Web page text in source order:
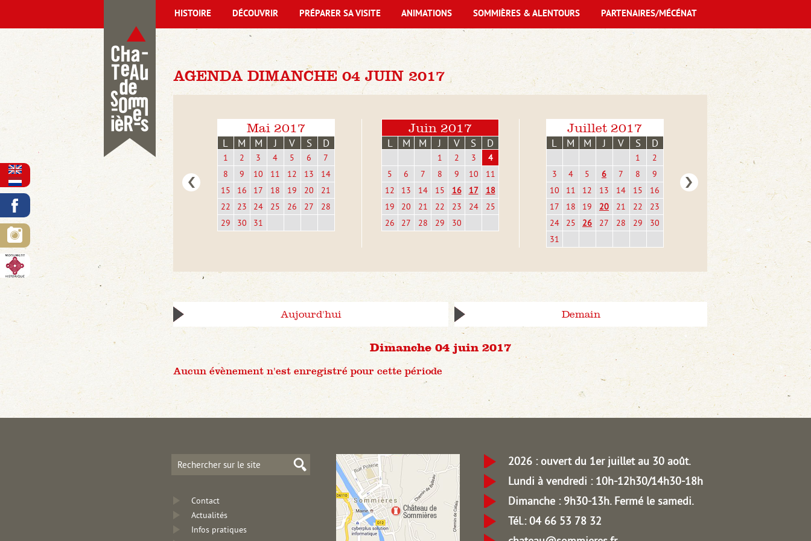
AGENDA DIMANCHE 04 JUIN 2017
Mai 2017
L M M J V S D
1 2 3 4 5 6
7
8
9 10 11 12 13
14
15
16 17 18 19 20
21
22
23 24 25 26 27
28
29
30 31
Juin 2017
L M M J V S D
1 2 3
4
5
6 7 8 9 10
11
12
13 14 15 16 17
18
19
20 21 22 23 24
25
26
27 28 29 30
Juillet 2017
L M M J V S D
1
2
3
4 5 6 7 8
9
10
11 12 13 14 15
16
17
18 19 20 21 22
23
24
25 26 27 28 29
30
31
Aujourd'hui Demain
Dimanche 04 juin 2017
Aucun évènement n'est enregistré pour cette période
HISTOIRE DÉCOUVRIR PRÉPARER SA VISITE ANIMATIONS SOMMIÈRES & ALENTOURS PARTENAIRES/MÉCÉNAT
Contact
Actualités
Infos pratiques
2026 : ouvert du 1er juillet au 30 août.
Lundi à vendredi : 10h-12h30/14h30-18h
Dimanche : 9h30-13h. Fermé le samedi.
Tél.: 04 66 53 78 32